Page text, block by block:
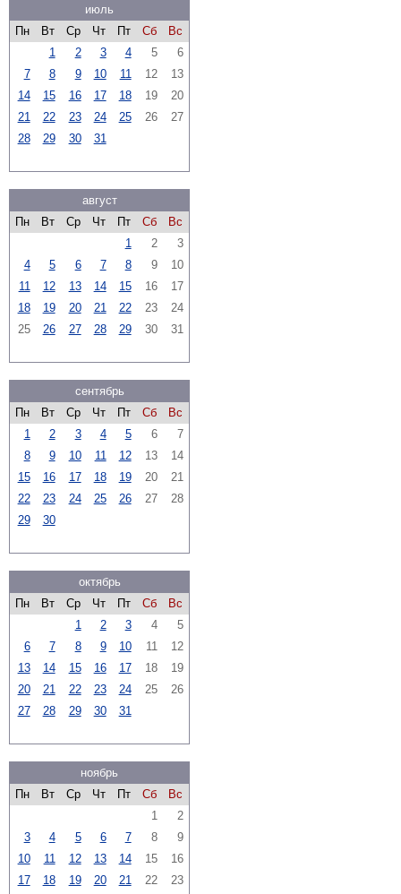
июль
Пн
Вт Ср Чт Пт Сб
Вс
1
2 3 4 5
6
7
8 9 10 11 12
13
14
15 16 17 18 19
20
21
22 23 24 25 26
27
28
29 30 31
август
Пн
Вт Ср Чт Пт Сб
Вс
1
2
3
4
5 6 7 8 9
10
11
12 13 14 15 16
17
18
19 20 21 22 23
24
25
26 27 28 29 30 31
сентябрь
Пн
Вт Ср Чт Пт Сб
Вс
1
2 3 4 5 6
7
8
9 10 11 12 13
14
15
16 17 18 19 20
21
22
23 24 25 26 27
28
29
30
октябрь
Пн
Вт Ср Чт Пт Сб
Вс
1
2 3 4
5
6
7 8 9 10 11
12
13
14 15 16 17 18
19
20
21 22 23 24 25
26
27
28 29 30 31
ноябрь
Пн
Вт Ср Чт Пт Сб
Вс
1
2
3
4 5 6 7 8
9
10
11 12 13 14 15
16
17
18 19 20 21 22
23